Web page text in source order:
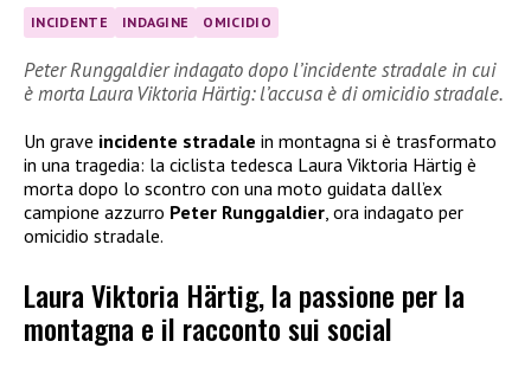
INCIDENTE INDAGINE OMICIDIO
Peter Runggaldier indagato dopo l’incidente stradale in cui
è morta Laura Viktoria Härtig: l’accusa è di omicidio stradale.
Un grave incidente stradale in montagna si è trasformato
in una tragedia: la ciclista tedesca Laura Viktoria Härtig è
morta dopo lo scontro con una moto guidata dall’ex
campione azzurro Peter Runggaldier , ora indagato per
omicidio stradale.
Laura Viktoria Härtig, la passione per la
montagna e il racconto sui social